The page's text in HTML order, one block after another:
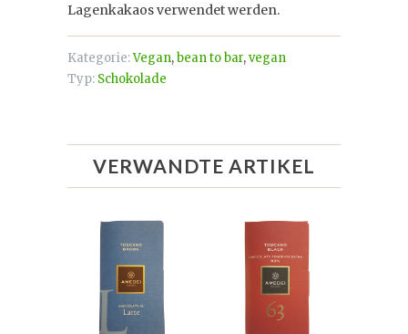
Lagenkakaos verwendet werden.
Kategorie:Vegan,bean to bar,vegan
Typ: Schokolade
VERWANDTE ARTIKEL